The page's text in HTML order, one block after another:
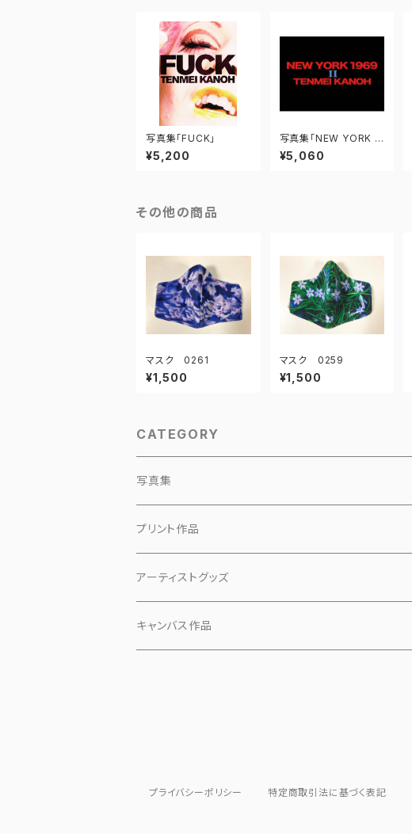
写真集「FUCK」
¥5,200
写真集「NEW YORK 1
969 II」
¥5,060
その他の商品
マスク 0261
¥1,500
マスク 0259
¥1,500
CATEGORY
写真集
プリント作品
アーティストグッズ
小物
キャンバス作品
プライバシーポリシー 特定商取引法に基づく表記